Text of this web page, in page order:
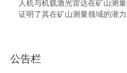
人机与机载激光雷达在矿山测
证明了其在矿山测量领域的潜力
公告栏